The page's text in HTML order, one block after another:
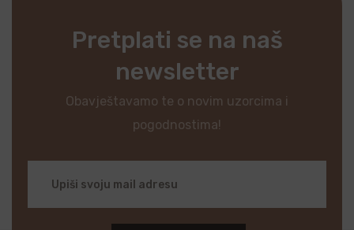
Pretplati se na naš
newsletter
Obavještavamo te o novim uzorcima i
pogodnostima!